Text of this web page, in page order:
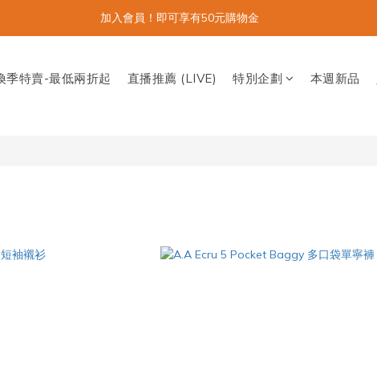
加入會員！即可享有50元購物金
季特賣-最低兩折起 直播推薦 (LIVE) 特別企劃 本週新品